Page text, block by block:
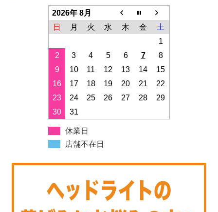
2026年 8月
日
月 火 水 木 金
土
1
2
3 4 5 6 7
8
9
10 11 12 13 14
15
16
17 18 19 20 21
22
23
24 25 26 27 28
29
30
31
休業日
店舗不在日